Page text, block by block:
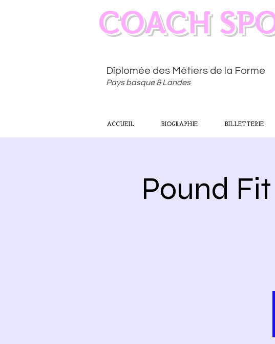
COACH
Dîplomée des Métiers de la Forme
Pays basque & Landes
ACCUEIL BIOGRAPHIE BILLETTERIE
Pound